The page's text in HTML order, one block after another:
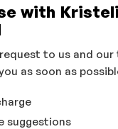
with
to us and our
as soon as
suggestions